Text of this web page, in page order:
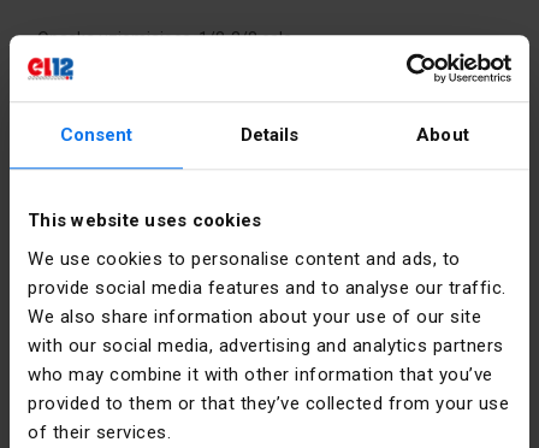
Consent Details About
This website uses cookies
We use cookies to personalise content and ads, to
provide social media features and to analyse our traffic.
We also share information about your use of our site
with our social media, advertising and analytics partners
who may combine it with other information that you’ve
provided to them or that they’ve collected from your use
of their services.
Opaska uziemiająca, 1/8-3/8 cala
Dane techniczne
Sztuk w
10
mocowania
[mm]
00:00:00
Kolor
Metal
Dane producenta